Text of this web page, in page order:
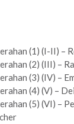
(1) (I-II) –
(2) (III) –
(3) (IV) –
(4) (V) –
(5) (VI) –